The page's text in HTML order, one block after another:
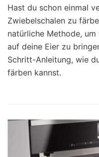
Hast du schon einmal
Zwiebelschalen zu
natürliche Methode,
auf deine Eier zu
Schritt-Anleitung, wie
färben kannst.